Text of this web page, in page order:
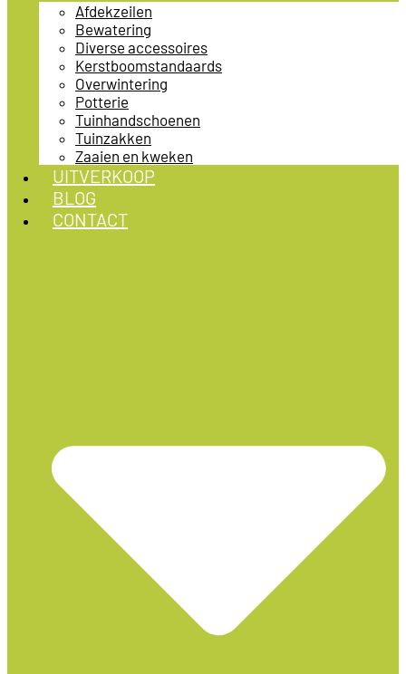
Afdekzeilen
Bewatering
Diverse accessoires
Kerstboomstandaards
Overwintering
Potterie
Tuinhandschoenen
Tuinzakken
Zaaien en kweken
UITVERKOOP
BLOG
CONTACT